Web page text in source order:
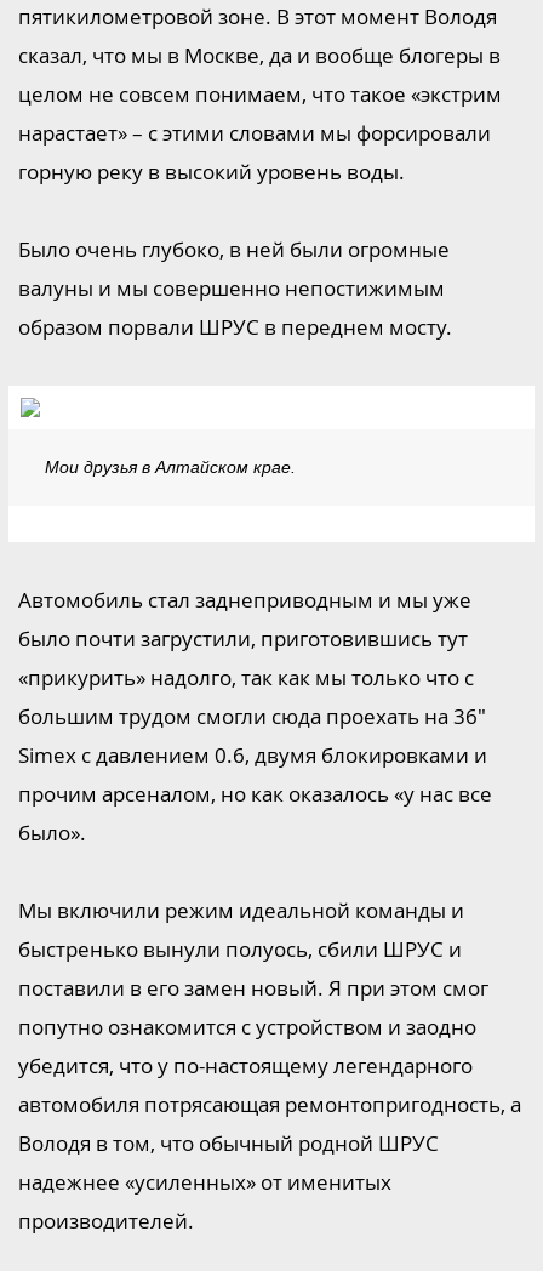
пятикилометровой зоне. В этот момент Володя
сказал, что мы в Москве, да и вообще блогеры в
целом не совсем понимаем, что такое «экстрим
нарастает» – с этими словами мы форсировали
горную реку в высокий уровень воды.
Было очень глубоко, в ней были огромные
валуны и мы совершенно непостижимым
образом порвали ШРУС в переднем мосту.
Мои друзья в Алтайском крае.
Автомобиль стал заднеприводным и мы уже
было почти загрустили, приготовившись тут
«прикурить» надолго, так как мы только что с
большим трудом смогли сюда проехать на 36"
Simex с давлением 0.6, двумя блокировками и
прочим арсеналом, но как оказалось «у нас все
было».
Мы включили режим идеальной команды и
быстренько вынули полуось, сбили ШРУС и
поставили в его замен новый. Я при этом смог
попутно ознакомится с устройством и заодно
убедится, что у по-настоящему легендарного
автомобиля потрясающая ремонтопригодность, а
Володя в том, что обычный родной ШРУС
надежнее «усиленных» от именитых
производителей.